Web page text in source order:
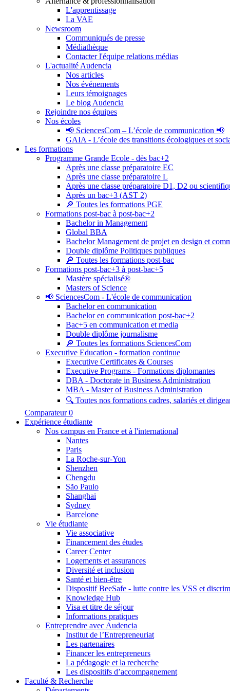
L'apprentissage
La VAE
Newsroom
Communiqués de presse
Médiathèque
Contacter l'équipe relations médias
L'actualité Audencia
Nos articles
Nos événements
Leurs témoignages
Le blog Audencia
Rejoindre nos équipes
Nos écoles
📢 SciencesCom – L’école de communication 📢
GAIA - L’école des transitions écologiques et
Les formations
Programme Grande Ecole - dès bac+2
Après une classe préparatoire EC
Après une classe préparatoire L
Après une classe préparatoire D1, D2 ou
Après un bac+3 (AST 2)
🔎 Toutes les formations PGE
Formations post-bac à post-bac+2
Bachelor in Management
Global BBA
Bachelor Management de projet en design et
Double diplôme Politiques publiques
🔎 Toutes les formations post-bac
Formations post-bac+3 à post-bac+5
Mastère spécialisé®
Masters of Science
📢 SciencesCom - L'école de communication
Bachelor en communication
Bachelor en communication post-bac+2
Bac+5 en communication et media
Double diplôme journalisme
🔎 Toutes les formations SciencesCom
Executive Education - formation continue
Executive Certificates & Courses
Executive Programs - Formations diplomantes
DBA - Doctorate in Business Administration
MBA - Master of Business Administration
🔍 Toutes nos formations cadres, salariés et
Comparateur 0
Expérience étudiante
Nos campus en France et à l'international
Nantes
Paris
La Roche-sur-Yon
Shenzhen
Chengdu
São Paulo
Shanghai
Sydney
Barcelone
Vie étudiante
Vie associative
Financement des études
Career Center
Logements et assurances
Diversité et inclusion
Santé et bien-être
Dispositif BeeSafe - lutte contre les VSS et
Knowledge Hub
Visa et titre de séjour
Informations pratiques
Entreprendre avec Audencia
Institut de l’Entrepreneuriat
Les partenaires
Financer les entrepreneurs
La pédagogie et la recherche
Les dispositifs d’accompagnement
Faculté & Recherche